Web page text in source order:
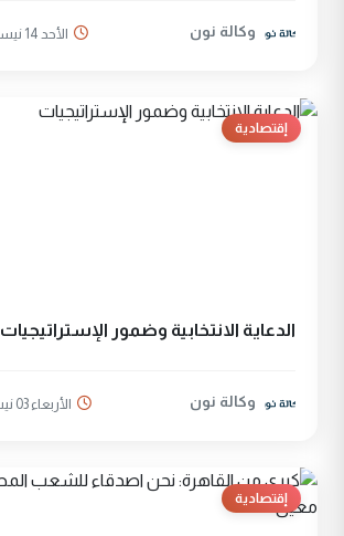
وكالة نون الأحد 14 نيسان 2013
إقتصادية
الدعاية الانتخابية وضمور الإستراتيجيات
وكالة نون الأربعاء 03 نيسان 2013
إقتصادية